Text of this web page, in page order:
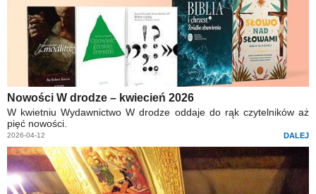
Nowości W drodze – kwiecień 2026
W kwietniu Wydawnictwo W drodze oddaje do rąk czytelników aż
pięć nowości.
2026-04-12 DALEJ